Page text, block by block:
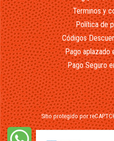
Terminos y
Política de
Códigos
Pago aplazado
Pago Seguro
Sitio protegido por